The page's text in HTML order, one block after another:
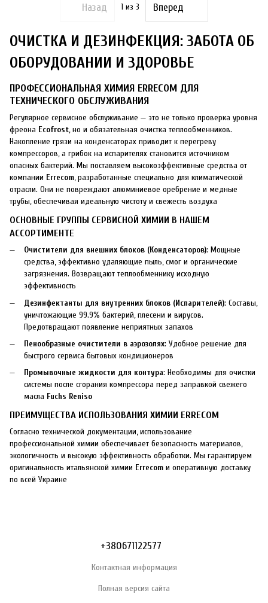
Назад 1 из 3 Вперед
ОЧИСТКА И ДЕЗИНФЕКЦИЯ: ЗАБОТА ОБ
ОБОРУДОВАНИИ И ЗДОРОВЬЕ
ПРОФЕССИОНАЛЬНАЯ ХИМИЯ ERRECOM ДЛЯ
ТЕХНИЧЕСКОГО ОБСЛУЖИВАНИЯ
Регулярное сервисное обслуживание — это не только проверка уровня
фреона Ecofrost, но и обязательная очистка теплообменников.
Накопление грязи на конденсаторах приводит к перегреву
компрессоров, а грибок на испарителях становится источником
опасных бактерий. Мы поставляем высокоэффективные средства от
компании Errecom, разработанные специально для климатической
отрасли. Они не повреждают алюминиевое оребрение и медные
трубы, обеспечивая идеальную чистоту и свежесть воздуха
ОСНОВНЫЕ ГРУППЫ СЕРВИСНОЙ ХИМИИ В НАШЕМ
АССОРТИМЕНТЕ
Очистители для внешних блоков (Конденсаторов): Мощные
средства, эффективно удаляющие пыль, смог и органические
загрязнения. Возвращают теплообменнику исходную
эффективность
Дезинфектанты для внутренних блоков (Испарителей): Составы,
уничтожающие 99.9% бактерий, плесени и вирусов.
Предотвращают появление неприятных запахов
Пенообразные очистители в аэрозолях: Удобное решение для
быстрого сервиса бытовых кондиционеров
Промывочные жидкости для контура: Необходимы для очистки
системы после сгорания компрессора перед заправкой свежего
масла Fuchs Reniso
ПРЕИМУЩЕСТВА ИСПОЛЬЗОВАНИЯ ХИМИИ ERRECOM
Согласно технической документации, использование
профессиональной химии обеспечивает безопасность материалов,
экологичность и высокую эффективность обработки. Мы гарантируем
оригинальность итальянской химии Errecom и оперативную доставку
по всей Украине
+380671122577
Контактная информация
Полная версия сайта